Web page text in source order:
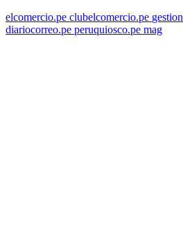
elcomercio.pe clubelcomercio.pe
diariocorreo.pe peruquiosco.pe mag